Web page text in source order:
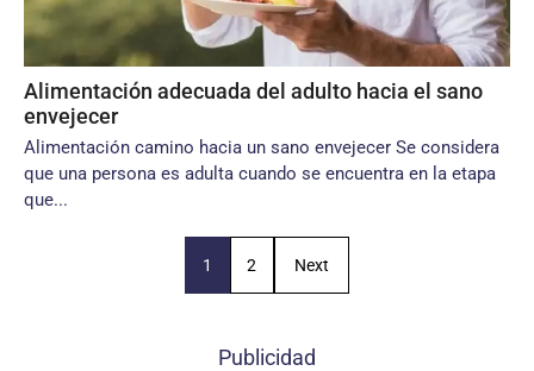
Alimentación adecuada del adulto hacia el sano
envejecer
Alimentación camino hacia un sano envejecer Se considera
que una persona es adulta cuando se encuentra en la etapa
que...
1 2 Next
Publicidad